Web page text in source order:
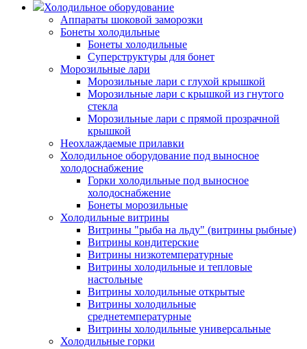
Холодильное оборудование
Аппараты шоковой заморозки
Бонеты холодильные
Бонеты холодильные
Суперструктуры для бонет
Морозильные лари
Морозильные лари с глухой крышкой
Морозильные лари с крышкой из гнутого
стекла
Морозильные лари с прямой прозрачной
крышкой
Неохлаждаемые прилавки
Холодильное оборудование под выносное
холодоснабжение
Горки холодильные под выносное
холодоснабжение
Бонеты морозильные
Холодильные витрины
Витрины "рыба на льду" (витрины рыбные)
Витрины кондитерские
Витрины низкотемпературные
Витрины холодильные и тепловые
настольные
Витрины холодильные открытые
Витрины холодильные
среднетемпературные
Витрины холодильные универсальные
Холодильные горки